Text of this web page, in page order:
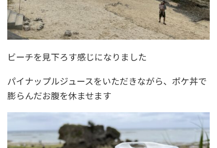
ビーチを見下ろす感じになりました
パイナップルジュースをいただきながら、ポケ丼で
膨らんだお腹を休ませます